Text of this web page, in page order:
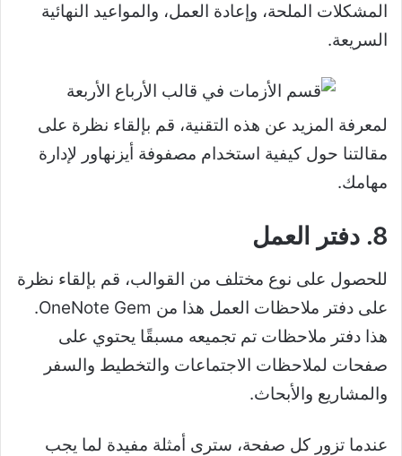
المشكلات الملحة، وإعادة العمل، والمواعيد النهائية
السريعة.
لمعرفة المزيد عن هذه التقنية، قم بإلقاء نظرة على
مقالتنا حول كيفية استخدام مصفوفة أيزنهاور لإدارة
مهامك.
8. دفتر العمل
للحصول على نوع مختلف من القوالب، قم بإلقاء نظرة
على دفتر ملاحظات العمل هذا من OneNote Gem.
هذا دفتر ملاحظات تم تجميعه مسبقًا يحتوي على
صفحات لملاحظات الاجتماعات والتخطيط والسفر
والمشاريع والأبحاث.
عندما تزور كل صفحة، سترى أمثلة مفيدة لما يجب